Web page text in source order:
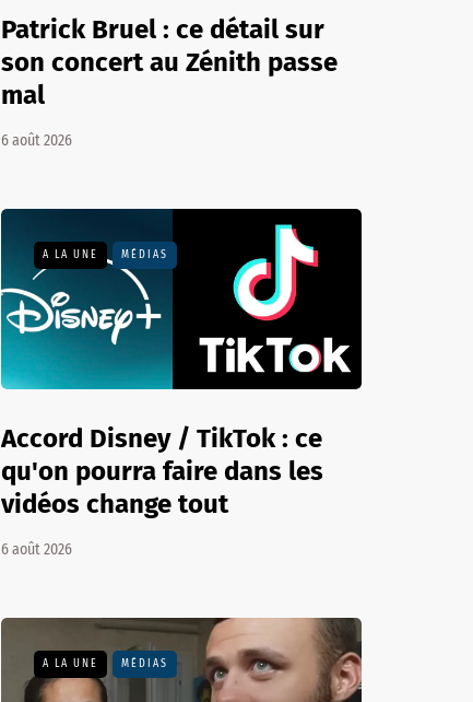
Patrick Bruel : ce détail sur
son concert au Zénith passe
mal
6 août 2026
A LA UNE MÉDIAS
Accord Disney / TikTok : ce
qu'on pourra faire dans les
vidéos change tout
6 août 2026
A LA UNE MÉDIAS